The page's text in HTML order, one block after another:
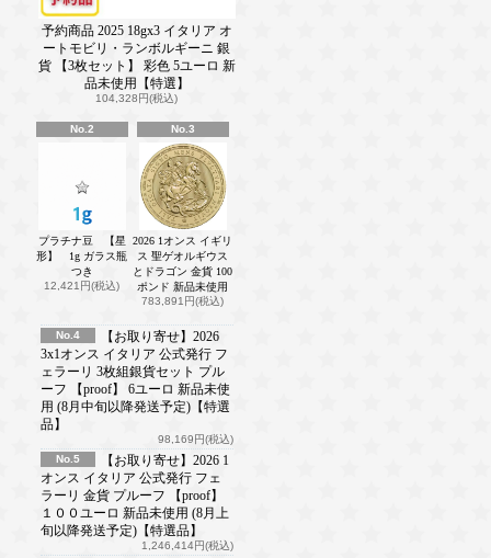
予約商品 2025 18gx3 イタリア オ
ートモビリ・ランボルギーニ 銀
貨 【3枚セット】 彩色 5ユーロ 新
品未使用【特選】
104,328円(税込)
No.2
プラチナ豆 【星
形】 1g ガラス瓶
つき
12,421円(税込)
No.3
2026 1オンス イギリ
ス 聖ゲオルギウス
とドラゴン 金貨 100
ポンド 新品未使用
783,891円(税込)
No.4
【お取り寄せ】2026
3x1オンス イタリア 公式発行 フ
ェラーリ 3枚組銀貨セット プル
ーフ 【proof】 6ユーロ 新品未使
用 (8月中旬以降発送予定)【特選
品】
98,169円(税込)
No.5
【お取り寄せ】2026 1
オンス イタリア 公式発行 フェ
ラーリ 金貨 プルーフ 【proof】
１００ユーロ 新品未使用 (8月上
旬以降発送予定)【特選品】
1,246,414円(税込)